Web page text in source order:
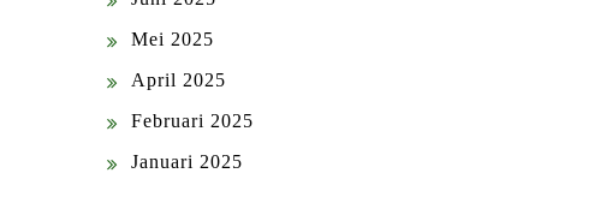
Mei 2025
April 2025
Februari 2025
Januari 2025